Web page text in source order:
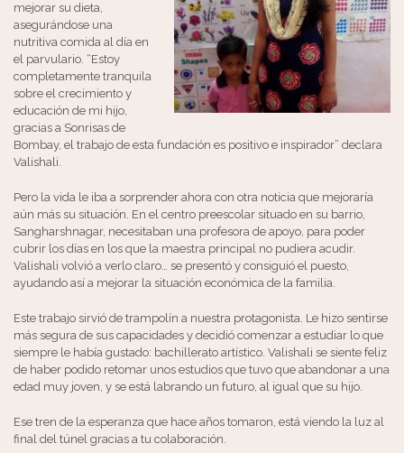
mejorar su dieta,
asegurándose una
nutritiva comida al día en
el parvulario. “Estoy
completamente tranquila
sobre el crecimiento y
educación de mi hijo,
gracias a Sonrisas de
Bombay, el trabajo de esta fundación es positivo e inspirador” declara
Valishali.
Pero la vida le iba a sorprender ahora con otra noticia que mejoraría
aún más su situación. En el centro preescolar situado en su barrio,
Sangharshnagar, necesitaban una profesora de apoyo, para poder
cubrir los días en los que la maestra principal no pudiera acudir.
Valishali volvió a verlo claro… se presentó y consiguió el puesto,
ayudando así a mejorar la situación económica de la familia.
Este trabajo sirvió de trampolín a nuestra protagonista. Le hizo sentirse
más segura de sus capacidades y decidió comenzar a estudiar lo que
siempre le había gustado: bachillerato artístico. Valishali se siente feliz
de haber podido retomar unos estudios que tuvo que abandonar a una
edad muy joven, y se está labrando un futuro, al igual que su hijo.
Ese tren de la esperanza que hace años tomaron, está viendo la luz al
final del túnel gracias a tu colaboración.